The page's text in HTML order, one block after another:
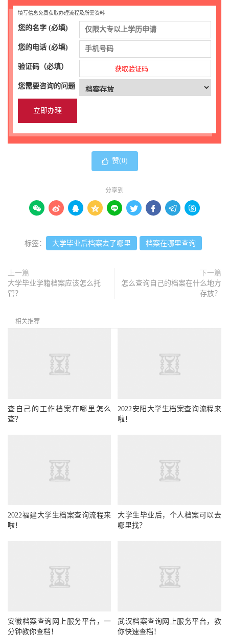
填写信息免费获取办理流程及所需资料
您的名字 (必填)
您的电话 (必填)
验证码（必填） 获取验证码
您需要咨询的问题
赞(0)
分享到
        
标签： 大学毕业后档案去了哪里 档案在哪里查询
上一篇
大学毕业学籍档案应该怎么托
管？
下一篇
怎么查询自己的档案在什么地方
存放？
相关推荐
查自己的工作档案在哪里怎么
查？
2022安阳大学生档案查询流程来
啦！
2022福建大学生档案查询流程来
啦！
大学生毕业后，个人档案可以去
哪里找？
安徽档案查询网上服务平台，一
分钟教你查档！
武汉档案查询网上服务平台，教
你快速查档！